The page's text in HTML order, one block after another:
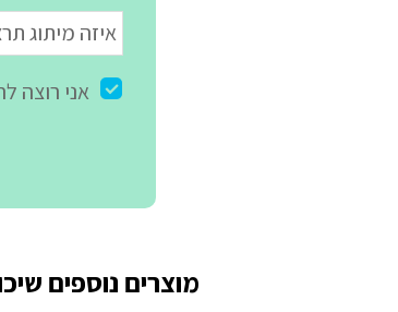
מוצרים נוספים